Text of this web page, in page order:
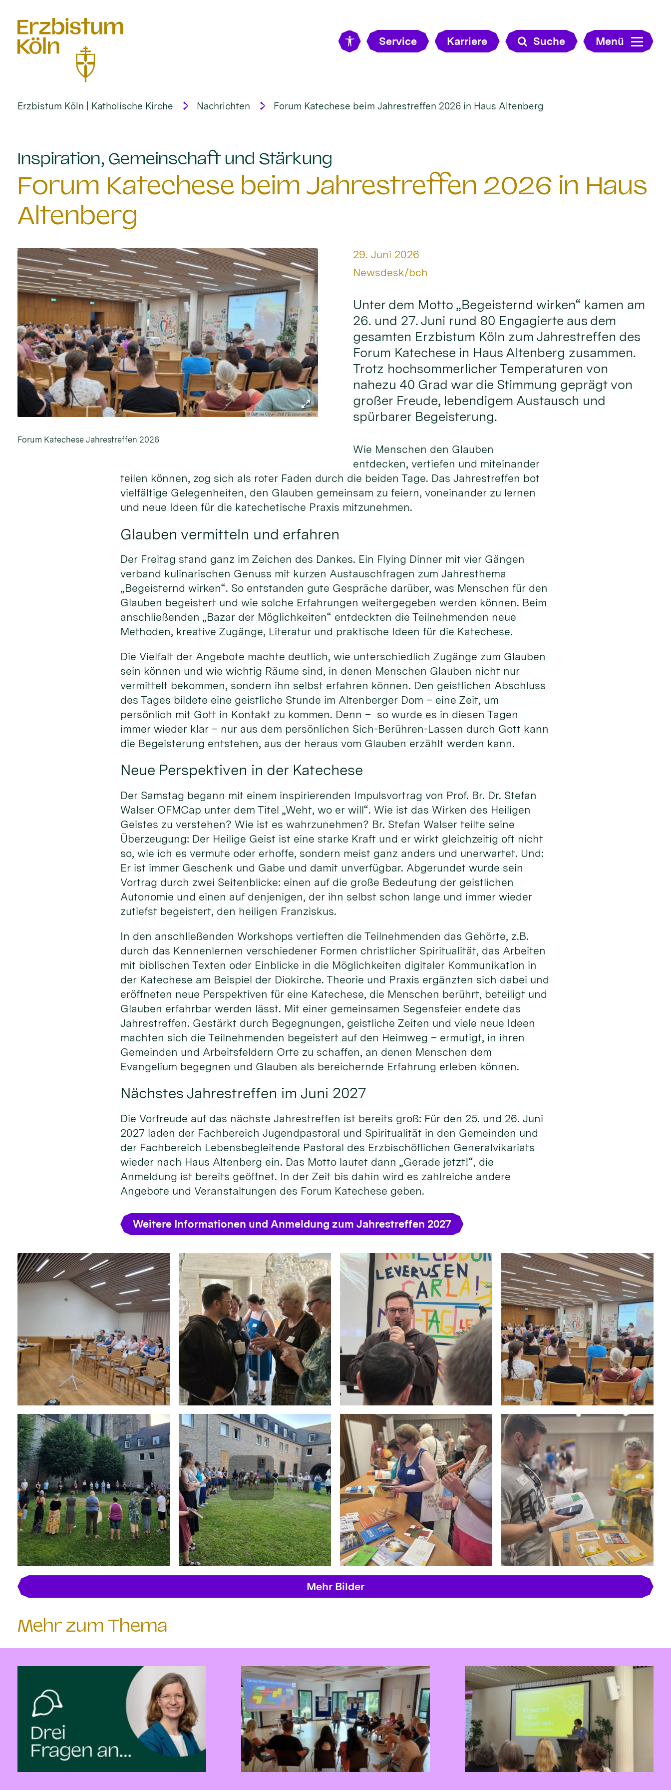
Service Karriere Suche Menü
Erzbistum Köln | Katholische Kirche Nachrichten Forum Katechese beim Jahrestreffen 2026 in Haus Altenberg
Inspiration, Gemeinschaft und Stärkung
Forum Katechese beim Jahrestreffen 2026 in Haus
Altenberg
© Bettina Chumchal / Erzbistum Köln
Forum Katechese Jahrestreffen 2026
Datum:
29. Juni 2026
Von:
Newsdesk/bch
Unter dem Motto „Begeisternd wirken“ kamen am
26. und 27. Juni rund 80 Engagierte aus dem
gesamten Erzbistum Köln zum Jahrestreffen des
Forum Katechese in Haus Altenberg zusammen.
Trotz hochsommerlicher Temperaturen von
nahezu 40 Grad war die Stimmung geprägt von
großer Freude, lebendigem Austausch und
spürbarer Begeisterung.
Wie Menschen den Glauben
entdecken, vertiefen und miteinander
teilen können, zog sich als roter Faden durch die beiden Tage. Das Jahrestreffen bot
vielfältige Gelegenheiten, den Glauben gemeinsam zu feiern, voneinander zu lernen
und neue Ideen für die katechetische Praxis mitzunehmen.
Glauben vermitteln und erfahren
Der Freitag stand ganz im Zeichen des Dankes. Ein Flying Dinner mit vier Gängen
verband kulinarischen Genuss mit kurzen Austauschfragen zum Jahresthema
„Begeisternd wirken“. So entstanden gute Gespräche darüber, was Menschen für den
Glauben begeistert und wie solche Erfahrungen weitergegeben werden können. Beim
anschließenden „Bazar der Möglichkeiten“ entdeckten die Teilnehmenden neue
Methoden, kreative Zugänge, Literatur und praktische Ideen für die Katechese.
Die Vielfalt der Angebote machte deutlich, wie unterschiedlich Zugänge zum Glauben
sein können und wie wichtig Räume sind, in denen Menschen Glauben nicht nur
vermittelt bekommen, sondern ihn selbst erfahren können. Den geistlichen Abschluss
des Tages bildete eine geistliche Stunde im Altenberger Dom – eine Zeit, um
persönlich mit Gott in Kontakt zu kommen. Denn – so wurde es in diesen Tagen
immer wieder klar – nur aus dem persönlichen Sich-Berühren-Lassen durch Gott kann
die Begeisterung entstehen, aus der heraus vom Glauben erzählt werden kann.
Neue Perspektiven in der Katechese
Der Samstag begann mit einem inspirierenden Impulsvortrag von Prof. Br. Dr. Stefan
Walser OFMCap unter dem Titel „Weht, wo er will“. Wie ist das Wirken des Heiligen
Geistes zu verstehen? Wie ist es wahrzunehmen? Br. Stefan Walser teilte seine
Überzeugung: Der Heilige Geist ist eine starke Kraft und er wirkt gleichzeitig oft nicht
so, wie ich es vermute oder erhoffe, sondern meist ganz anders und unerwartet. Und:
Er ist immer Geschenk und Gabe und damit unverfügbar. Abgerundet wurde sein
Vortrag durch zwei Seitenblicke: einen auf die große Bedeutung der geistlichen
Autonomie und einen auf denjenigen, der ihn selbst schon lange und immer wieder
zutiefst begeistert, den heiligen Franziskus.
In den anschließenden Workshops vertieften die Teilnehmenden das Gehörte, z.B.
durch das Kennenlernen verschiedener Formen christlicher Spiritualität, das Arbeiten
mit biblischen Texten oder Einblicke in die Möglichkeiten digitaler Kommunikation in
der Katechese am Beispiel der Diokirche. Theorie und Praxis ergänzten sich dabei und
eröffneten neue Perspektiven für eine Katechese, die Menschen berührt, beteiligt und
Glauben erfahrbar werden lässt. Mit einer gemeinsamen Segensfeier endete das
Jahrestreffen. Gestärkt durch Begegnungen, geistliche Zeiten und viele neue Ideen
machten sich die Teilnehmenden begeistert auf den Heimweg – ermutigt, in ihren
Gemeinden und Arbeitsfeldern Orte zu schaffen, an denen Menschen dem
Evangelium begegnen und Glauben als bereichernde Erfahrung erleben können.
Nächstes Jahrestreffen im Juni 2027
Die Vorfreude auf das nächste Jahrestreffen ist bereits groß: Für den 25. und 26. Juni
2027 laden der Fachbereich Jugendpastoral und Spiritualität in den Gemeinden und
der Fachbereich Lebensbegleitende Pastoral des Erzbischöflichen Generalvikariats
wieder nach Haus Altenberg ein. Das Motto lautet dann „Gerade jetzt!“, die
Anmeldung ist bereits geöffnet. In der Zeit bis dahin wird es zahlreiche andere
Angebote und Veranstaltungen des Forum Katechese geben.
Weitere Informationen und Anmeldung zum Jahrestreffen 2027
Mehr Bilder
Mehr zum Thema